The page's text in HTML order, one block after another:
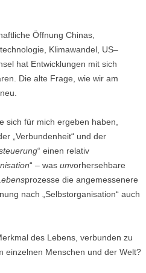
Öffnung Chinas,
Klimawandel, US–
hat Entwicklungen mit sich
Die alte Frage, wie wir am
sich für mich ergeben haben,
„Verbundenheit“ und der
“ einen relativ
“ – was unvorhersehbare
prozesse die angemessenere
nach „Selbstorganisation“ auch
des Lebens, verbunden zu
einzelnen Menschen und der Welt?